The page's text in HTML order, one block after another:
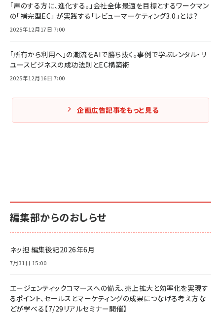
「声のする方に、進化する。」会社全体最適を目標とするワークマン
の「補完型EC」 が実践する「レビューマーケティング3.0」とは？
2025年12月17日 7:00
「所有から利用へ」の潮流をAIで勝ち抜く。事例で学ぶレンタル・リ
ユースビジネスの成功法則とEC構築術
2025年12月16日 7:00
企画広告記事をもっと見る
編集部からのおしらせ
ネッ担 編集後記2026年6月
7月31日 15:00
エージェンティックコマースへの備え、売上拡大と効率化を実現す
るポイント、セールスとマーケティングの成果につなげる考え方な
どが学べる【7/29リアルセミナー開催】